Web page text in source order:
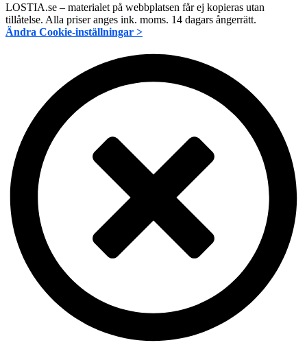
LOSTIA.se – materialet på webbplatsen får ej kopieras utan
tillåtelse. Alla priser anges ink. moms. 14 dagars ångerrätt.
Ändra Cookie-inställningar >